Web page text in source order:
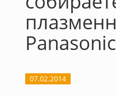
Panasonic
07.02.2014